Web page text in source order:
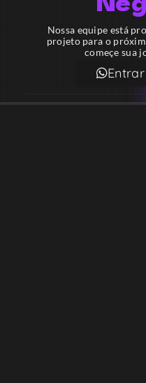
Nossa equipe está
projeto para o
começe sua